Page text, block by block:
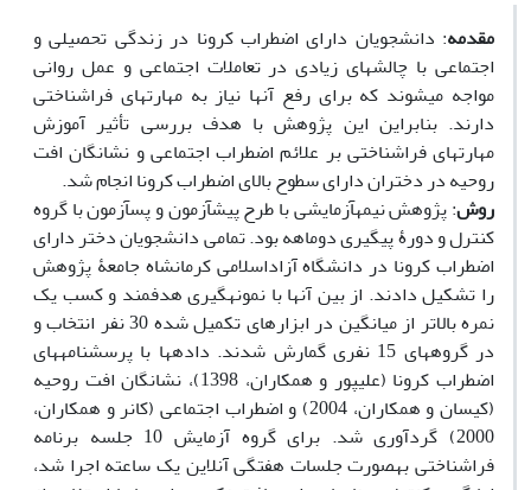
مقدمه: دانشجویان دارای اضطراب کرونا در زندگی تحصیلی و
اجتماعی با چالش‏های زیادی در تعاملات اجتماعی و عمل روانی
مواجه می‏شوند که برای رفع آن‏ها نیاز به مهارت‏های فراشناختی
دارند. بنابراین این پژوهش با هدف بررسی تأثیر آموزش
مهارت‏های فراشناختی بر علائم اضطراب اجتماعی و نشانگان افت
روحیه در دختران دارای سطوح بالای اضطراب کرونا انجام شد.
روش: پژوهش نیمه‏آزمایشی با طرح پیش‏آزمون و پس‏آزمون با گروه
کنترل و دورۀ پیگیری دوماهه بود. تمامی دانشجویان دختر دارای
اضطراب کرونا در دانشگاه آزاداسلامی کرمانشاه جامعۀ پژوهش
را تشکیل دادند. از بین آن‏ها با نمونه‏گیری هدفمند و کسب یک
نمره بالاتر از میانگین در ابزارهای تکمیل شده 30 نفر انتخاب و
در گروه‏های 15 نفری گمارش شدند. داده‏ها با پرسشنامه‏های
اضطراب کرونا (علی‏پور و همکاران، 1398)، نشانگان افت روحیه
(کیسان و همکاران، 2004) و اضطراب اجتماعی (کانر و همکاران،
2000) گردآوری شد. برای گروه آزمایش 10 جلسه برنامه
فراشناختی به‏صورت جلسات هفتگی آنلاین یک ساعته اجرا شد،